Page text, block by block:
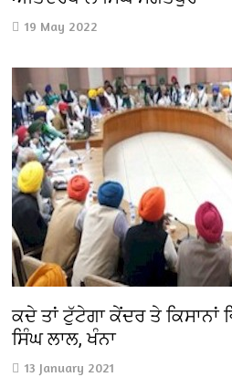
19 May 2022
ਕਦੇ ਤਾਂ ਟੁੱਟੇਗਾ ਕੇਂਦਰ ਤੇ ਕਿਸਾਨਾਂ
ਸਿੰਘ ਲਾਲ, ਖੰਨਾ
13 January 2021